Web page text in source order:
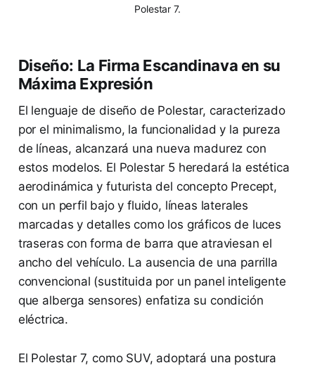
Polestar 7.
Diseño: La Firma Escandinava en su
Máxima Expresión
El lenguaje de diseño de Polestar, caracterizado
por el minimalismo, la funcionalidad y la pureza
de líneas, alcanzará una nueva madurez con
estos modelos. El Polestar 5 heredará la estética
aerodinámica y futurista del concepto Precept,
con un perfil bajo y fluido, líneas laterales
marcadas y detalles como los gráficos de luces
traseras con forma de barra que atraviesan el
ancho del vehículo. La ausencia de una parrilla
convencional (sustituida por un panel inteligente
que alberga sensores) enfatiza su condición
eléctrica.
El Polestar 7, como SUV, adoptará una postura